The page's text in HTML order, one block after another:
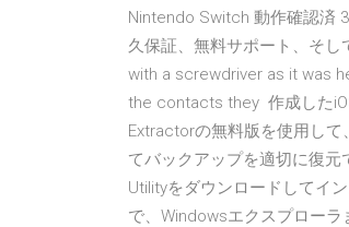
Nintendo Switch 動作確認済
久保証、無料サポート、そ
with a screwdriver as it was
the contacts they 作成した
Extractorの無料版を使用し
てバックアップを適切に復
Utilityをダウンロードしてイ
で、Windowsエクスプロー